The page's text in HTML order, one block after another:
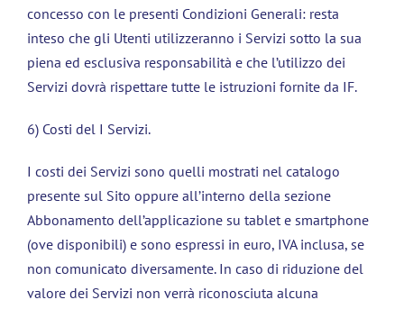
concesso con le presenti Condizioni Generali: resta
inteso che gli Utenti utilizzeranno i Servizi sotto la sua
piena ed esclusiva responsabilità e che l’utilizzo dei
Servizi dovrà rispettare tutte le istruzioni fornite da IF.
6) Costi del I Servizi.
I costi dei Servizi sono quelli mostrati nel catalogo
presente sul Sito oppure all’interno della sezione
Abbonamento dell’applicazione su tablet e smartphone
(ove disponibili) e sono espressi in euro, IVA inclusa, se
non comunicato diversamente. In caso di riduzione del
valore dei Servizi non verrà riconosciuta alcuna